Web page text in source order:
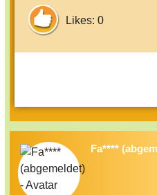
Likes: 0
Fa****